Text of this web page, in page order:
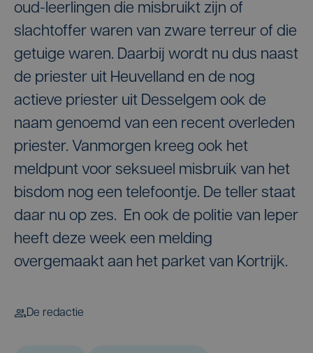
oud-leerlingen die misbruikt zijn of
slachtoffer waren van zware terreur of die
getuige waren. Daarbij wordt nu dus naast
de priester uit Heuvelland en de nog
actieve priester uit Desselgem ook de
naam genoemd van een recent overleden
priester. Vanmorgen kreeg ook het
meldpunt voor seksueel misbruik van het
bisdom nog een telefoontje. De teller staat
daar nu op zes. En ook de politie van Ieper
heeft deze week een melding
overgemaakt aan het parket van Kortrijk.
De redactie